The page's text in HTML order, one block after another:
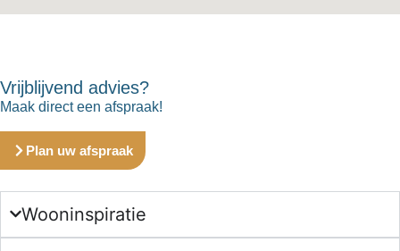
Vrijblijvend advies?
Maak direct een afspraak!
Plan uw afspraak
Wooninspiratie